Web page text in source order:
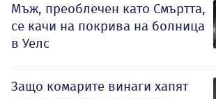
Мъж, преоблечен като Смъртта,
се качи на покрива на болница
в Уелс
Защо комарите винаги хапят